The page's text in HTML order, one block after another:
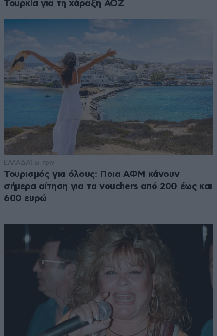
Τουρκία για τη χάραξη ΑΟΖ
ΕΛΛΑΔΑ1 ω. πριν
Τουρισμός για όλους: Ποια ΑΦΜ κάνουν
σήμερα αίτηση για τα vouchers από 200 έως και
600 ευρώ